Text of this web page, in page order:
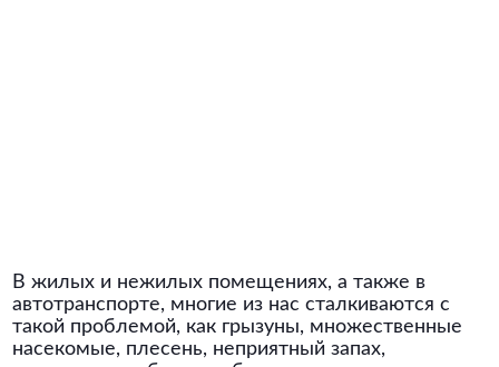
В жилых и нежилых помещениях, а также в
автотранспорте, многие из нас сталкиваются с
такой проблемой, как грызуны, множественные
насекомые, плесень, неприятный запах,